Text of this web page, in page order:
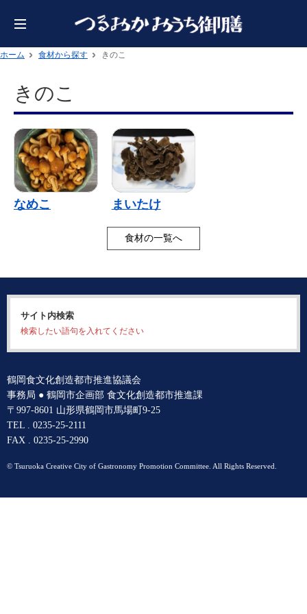
ホーム 食材から探す きのこ
きのこ
なめこ まいたけ
食材の一覧へ
サイト内検索
検索したい語句を入れてください
鶴岡食文化創造都市推進協議会
事務局 ● 鶴岡市企画部 食文化創造都市推進課
〒997-8601 山形県鶴岡市馬場町9-25
TEL . 0235-25-2111
FAX . 0235-25-2990
© Tsuruoka Creative City of Gastronomy Promotion Committee. All Rights Reserved.